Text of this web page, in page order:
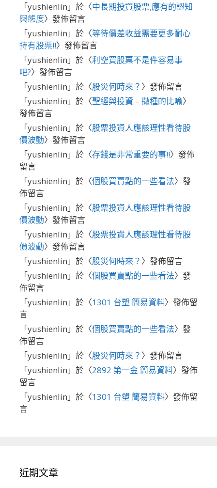
「yushienlin 」於〈中長期投資股票,應有的認知
與態度〉發佈留言
「yushienlin 」於〈等待價差收益需要更多耐心
持有股票!!〉發佈留言
「yushienlin 」於〈利空買股票不是件容易事
吧?〉發佈留言
「yushienlin 」於〈股災何時來？ 〉發佈留言
「yushienlin 」於〈聖經與投資 – 撒種的比喻〉
發佈留言
「yushienlin 」於〈股票投資人應該理性看待股
價波動〉發佈留言
「yushienlin 」於〈存錢是非常重要的事!!〉發佈
留言
「yushienlin 」於〈個股買賣點的一些看法〉發
佈留言
「yushienlin 」於〈股票投資人應該理性看待股
價波動〉發佈留言
「yushienlin 」於〈股票投資人應該理性看待股
價波動〉發佈留言
「yushienlin 」於〈股災何時來？ 〉發佈留言
「yushienlin 」於〈個股買賣點的一些看法〉發
佈留言
「yushienlin 」於〈1301 台塑 簡易資料〉發佈留
言
「yushienlin 」於〈個股買賣點的一些看法〉發
佈留言
「yushienlin 」於〈股災何時來？ 〉發佈留言
「yushienlin 」於〈2892 第一金 簡易資料〉發佈
留言
「yushienlin 」於〈1301 台塑 簡易資料〉發佈留
言
近期文章